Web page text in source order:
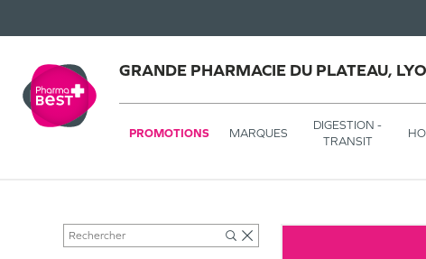
GRANDE PHARMACIE DU PLATEAU,
PROMOTIONS MARQUES
DIGESTION -
TRANSIT